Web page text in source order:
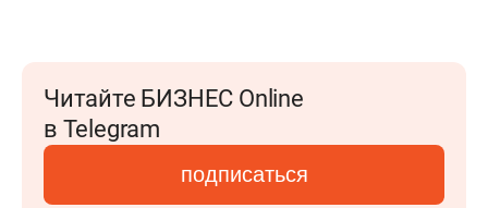
Читайте БИЗНЕС Online
в Telegram
подписаться